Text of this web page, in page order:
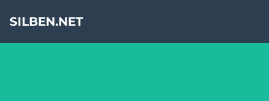
SILBEN.NET